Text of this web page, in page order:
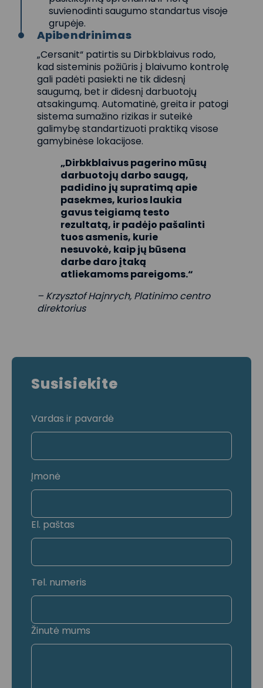
suvienodinti saugumo standartus visoje
grupėje.
Apibendrinimas
„Cersanit“ patirtis su Dirbkblaivus rodo,
kad sisteminis požiūris į blaivumo kontrolę
gali padėti pasiekti ne tik didesnį
saugumą, bet ir didesnį darbuotojų
atsakingumą. Automatinė, greita ir patogi
sistema sumažino rizikas ir suteikė
galimybę standartizuoti praktiką visose
gamybinėse lokacijose.
„Dirbkblaivus pagerino mūsų
darbuotojų darbo saugą,
padidino jų supratimą apie
pasekmes, kurios laukia
gavus teigiamą testo
rezultatą, ir padėjo pašalinti
tuos asmenis, kurie
nesuvokė, kaip jų būsena
darbe daro įtaką
atliekamoms pareigoms.“
– Krzysztof Hajnrych, Platinimo centro
direktorius
Susisiekite
Vardas ir pavardė
Įmonė
El. paštas
Tel. numeris
Žinutė mums